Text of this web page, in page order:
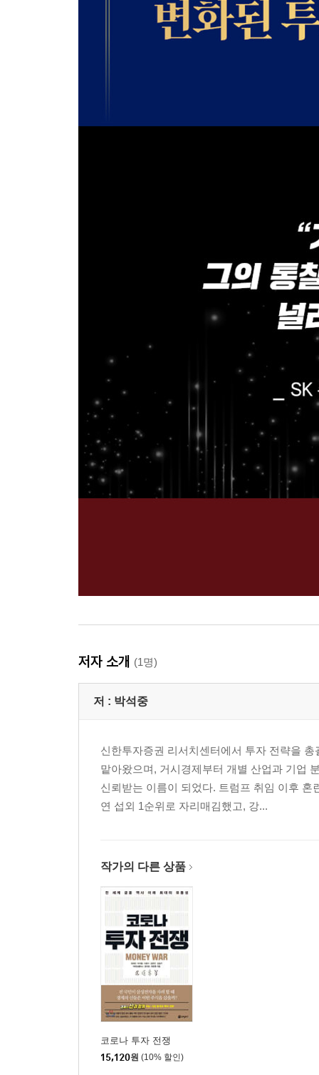
저자 소개 (1명)
저 : 박석중
신한투자증권 리서치센터에서 투자 전략을
맡아왔으며, 거시경제부터 개별 산업과 기업
신뢰받는 이름이 되었다. 트럼프 취임 이후
연 섭외 1순위로 자리매김했고, 강...
작가의 다른 상품
코로나 투자 전쟁
15,120원 (10% 할인)